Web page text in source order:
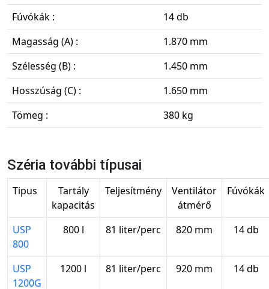
Fúvókák :
14 db
Magasság (A) :
1.870 mm
Szélesség (B) :
1.450 mm
Hosszúság (C) :
1.650 mm
Tömeg :
380 kg
Széria további típusai
Tipus
Tartály
kapacitás
Teljesítmény
Ventilátor
átmérő
Fúvókák
USP
800
800 l 81 liter/perc 820 mm 14 db
USP
1200G
1200 l 81 liter/perc 920 mm 14 db